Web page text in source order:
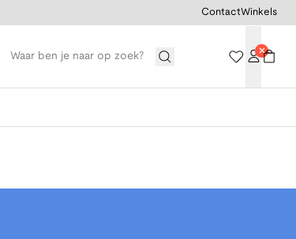
ContactWinkels